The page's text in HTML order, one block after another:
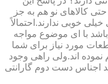
کالاهای نو هم به جز
خوبی ندارند.احتمالاً
با ای موضوع مواجه
مورد نیاز برای شما
اند.ولی راهی وجود
اجناس دست دوم گارانتی